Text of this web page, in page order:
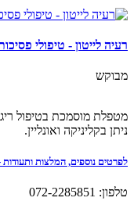
רעיה לייטון - טיפולי
מבוקש
מטפלת מוסמכת בטיפול
ניתן בקליניקה ואונליין.
לפרטים נוספים, המלצות
טלפון: 072-2285851